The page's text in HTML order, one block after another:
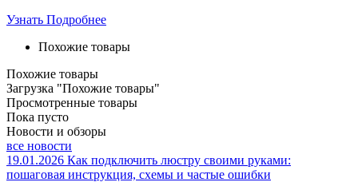
Узнать Подробнее
Похожие товары
Похожие товары
Загрузка "Похожие товары"
Просмотренные товары
Пока пусто
Новости и обзоры
все новости
19.01.2026 Как подключить люстру своими руками:
пошаговая инструкция, схемы и частые ошибки